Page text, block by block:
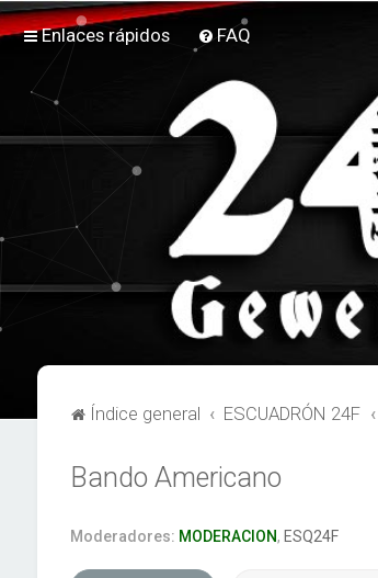
Enlaces rápidos FAQ
Índice general ESCUADRÓN 24F
Bando Americano
Moderadores: MODERACION, ESQ24F